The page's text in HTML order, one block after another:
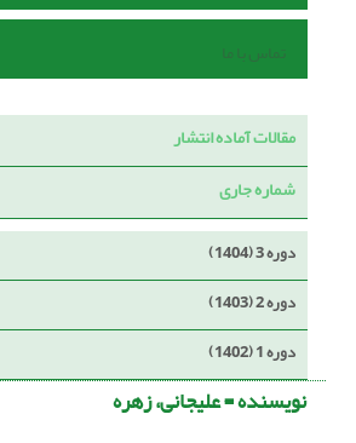
تماس با ما
مقالات آماده انتشار
شماره جاری
دوره 3 (1404)
دوره 2 (1403)
دوره 1 (1402)
نویسنده =علیجانی، زهره